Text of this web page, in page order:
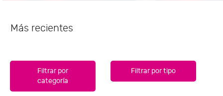
Más recientes
Filtrar por
categoría
Filtrar por tipo